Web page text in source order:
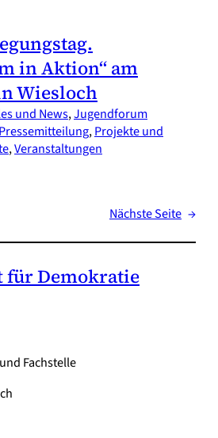
in Aktion“ am
Wiesloch
und News, Jugendforum
Pressemitteilung, Projekte und
, Veranstaltungen
Nächste Seite →
für Demokratie
Fachstelle